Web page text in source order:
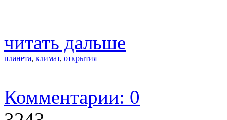
читать дальше
планета, климат, открытия
Комментарии: 0